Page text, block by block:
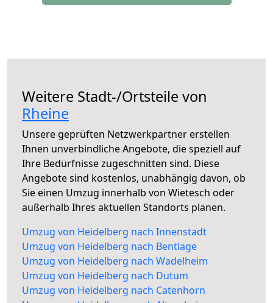
Weitere Stadt-/Ortsteile von
Rheine
Unsere geprüften Netzwerkpartner erstellen
Ihnen unverbindliche Angebote, die speziell auf
Ihre Bedürfnisse zugeschnitten sind. Diese
Angebote sind kostenlos, unabhängig davon, ob
Sie einen Umzug innerhalb von Wietesch oder
außerhalb Ihres aktuellen Standorts planen.
Umzug von Heidelberg nach Innenstadt
Umzug von Heidelberg nach Bentlage
Umzug von Heidelberg nach Wadelheim
Umzug von Heidelberg nach Dutum
Umzug von Heidelberg nach Catenhorn